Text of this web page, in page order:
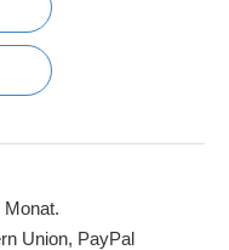
Monat.
Union, PayPal